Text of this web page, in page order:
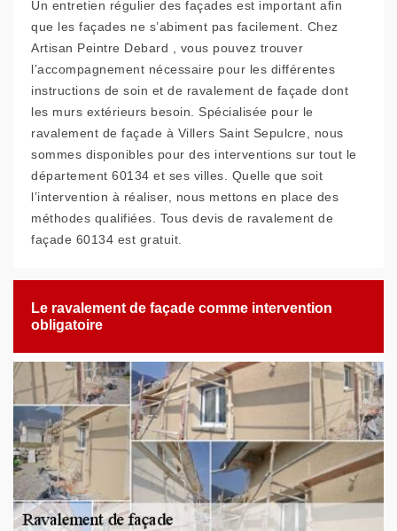
Un entretien régulier des façades est important afin
que les façades ne s’abiment pas facilement. Chez
Artisan Peintre Debard , vous pouvez trouver
l’accompagnement nécessaire pour les différentes
instructions de soin et de ravalement de façade dont
les murs extérieurs besoin. Spécialisée pour le
ravalement de façade à Villers Saint Sepulcre, nous
sommes disponibles pour des interventions sur tout le
département 60134 et ses villes. Quelle que soit
l’intervention à réaliser, nous mettons en place des
méthodes qualifiées. Tous devis de ravalement de
façade 60134 est gratuit.
Le ravalement de façade comme intervention
obligatoire